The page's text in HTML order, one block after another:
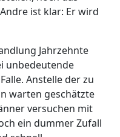
ist klar: Er wird
Jahrzehnte
unbedeutende
Anstelle der zu
warten geschätzte
versuchen mit
ein dummer Zufall